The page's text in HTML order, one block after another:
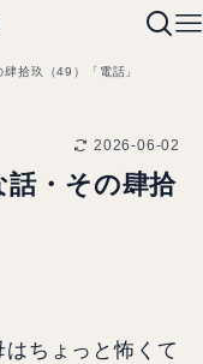
拾玖（49）「電話」
2026-06-02
話・その肆拾
ちょっと怖くて